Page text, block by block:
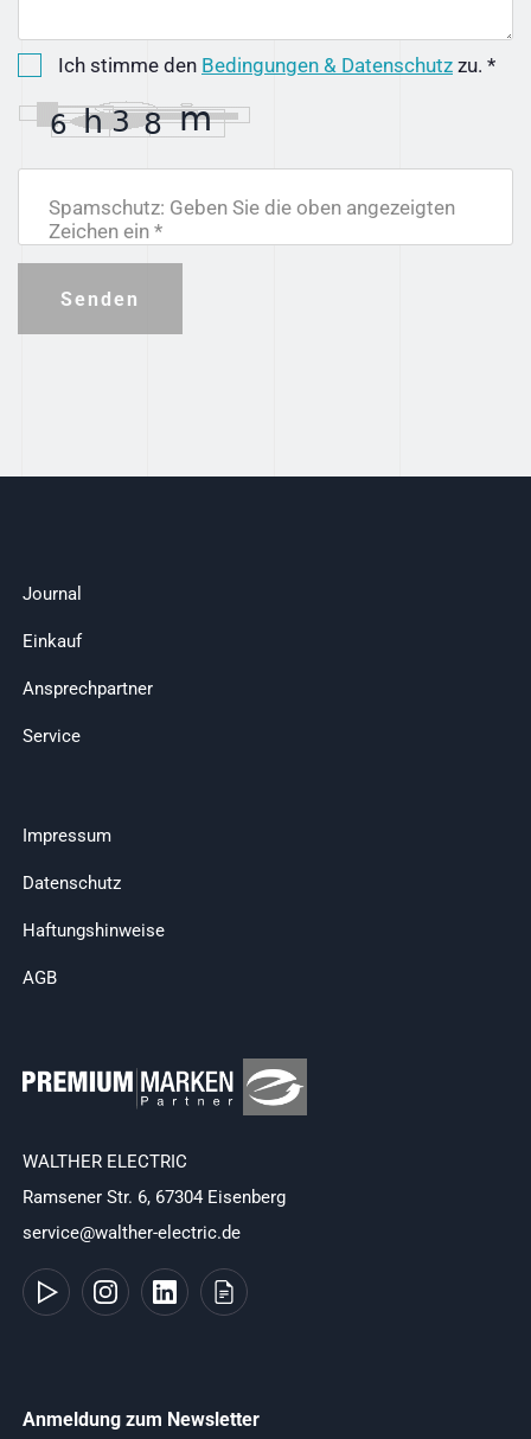
Ich stimme den Bedingungen & Datenschutz zu. *
Spamschutz: Geben Sie die oben angezeigten
Zeichen ein *
Senden
Journal
Einkauf
Ansprechpartner
Service
Impressum
Datenschutz
Haftungshinweise
AGB
WALTHER ELECTRIC
Ramsener Str. 6, 67304 Eisenberg
service@walther-electric.de
Anmeldung zum Newsletter